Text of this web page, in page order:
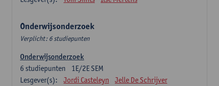
Onderwijsonderzoek
Verplicht: 6 studiepunten
Onderwijsonderzoek
1E/2E SEM
6 studiepunten
Lesgever(s):
Jordi Casteleyn Jelle De Schrijver